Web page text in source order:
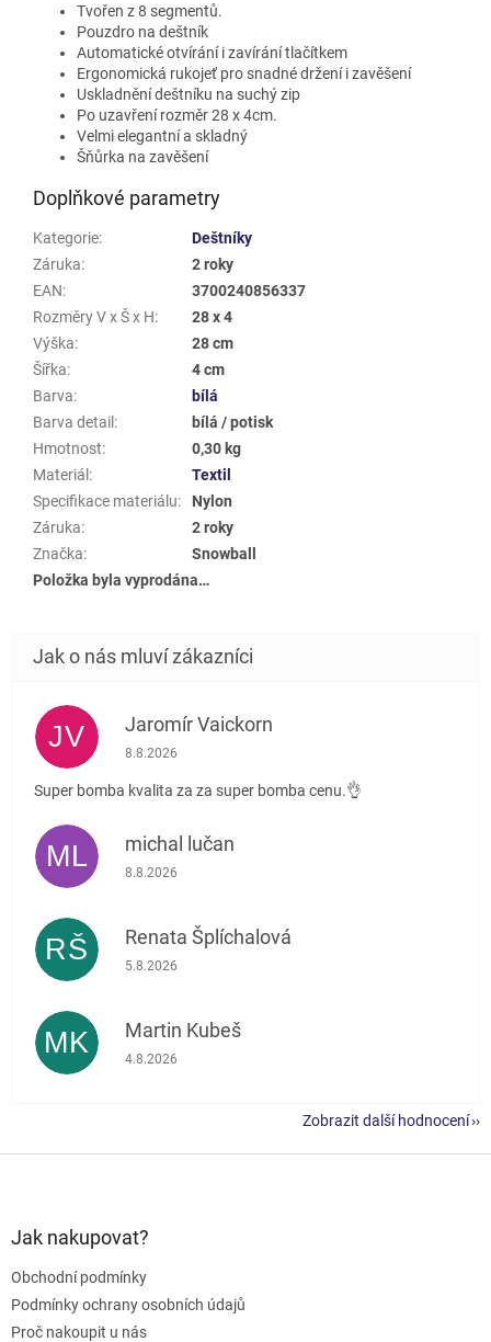
Tvořen z 8 segmentů.
Pouzdro na deštník
Automatické otvírání i zavírání tlačítkem
Ergonomická rukojeť pro snadné držení i zavěšení
Uskladnění deštníku na suchý zip
Po uzavření rozměr 28 x 4cm.
Velmi elegantní a skladný
Šňůrka na zavěšení
Doplňkové parametry
Kategorie:
Deštníky
Záruka:
2 roky
EAN:
3700240856337
Rozměry V x Š x H:
28 x 4
Výška:
28 cm
Šířka:
4 cm
Barva:
bílá
Barva detail :
bílá / potisk
Hmotnost:
0,30 kg
Materiál :
Textil
Specifikace materiálu:
Nylon
Záruka:
2 roky
Značka:
Snowball
Položka byla vyprodána…
JV Jaromír Vaickorn
Hodnocení obchodu je 5 z 5 hvězdiček.
8.8.2026
Super bomba kvalita za za super bomba cenu.👌
ML michal lučan
Hodnocení obchodu je 5 z 5 hvězdiček.
8.8.2026
RŠ Renata Šplíchalová
Hodnocení obchodu je 5 z 5 hvězdiček.
5.8.2026
MK Martin Kubeš
Hodnocení obchodu je 5 z 5 hvězdiček.
4.8.2026
Zobrazit další hodnocení
Jak nakupovat?
Obchodní podmínky
Podmínky ochrany osobních údajů
Proč nakoupit u nás